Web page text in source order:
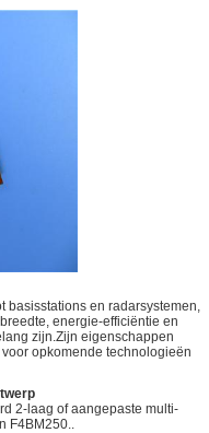
basisstations en radarsystemen,
energie-efficiëntie en
zijn.Zijn eigenschappen
opkomende technologieën
2-laag of aangepaste multi-
F4BM250..